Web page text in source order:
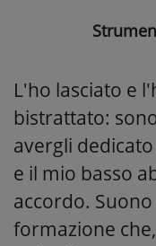
L'ho lasciato e
bistrattato:
avergli
e il mio basso
accordo.
formazione